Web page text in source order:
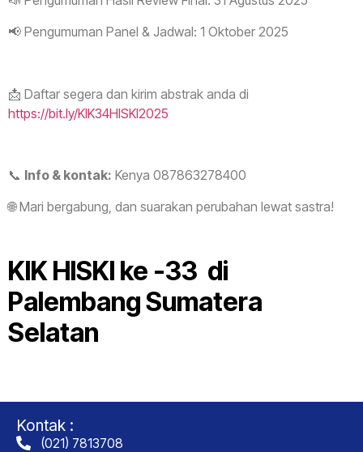
📢 Pengumuman Panel & Jadwal: 1 Oktober 2025
📩 Daftar segera dan kirim abstrak anda di
https://bit.ly/KIK34HISKI2025
📞 Info & kontak: Kenya 087863278400
🌐 Mari bergabung, dan suarakan perubahan lewat sastra!
KIK HISKI ke -33 di
Palembang Sumatera
Selatan
Kontak :
(021) 7813708